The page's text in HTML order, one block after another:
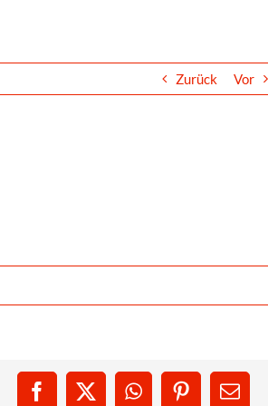
Zurück Vor
Facebook
X WhatsAppPinterest
E-